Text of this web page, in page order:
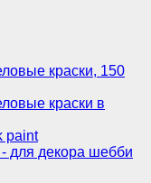
краски, 150
краски в
paint
для декора шебби